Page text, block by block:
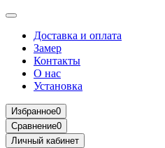
Доставка и оплата
Замер
Контакты
О нас
Установка
Избранное0
Сравнение0
Личный кабинет